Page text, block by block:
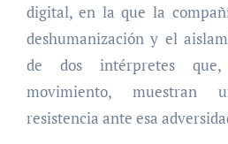
digital, en la que la
deshumanización y el
de dos intérpretes
movimiento, muestran
resistencia ante esa